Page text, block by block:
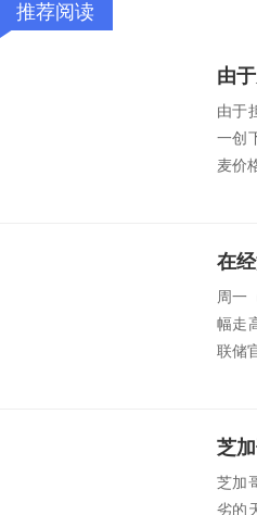
推荐阅读
由
由于
一创
麦价
在
周一
幅走
联储
芝加
劣的